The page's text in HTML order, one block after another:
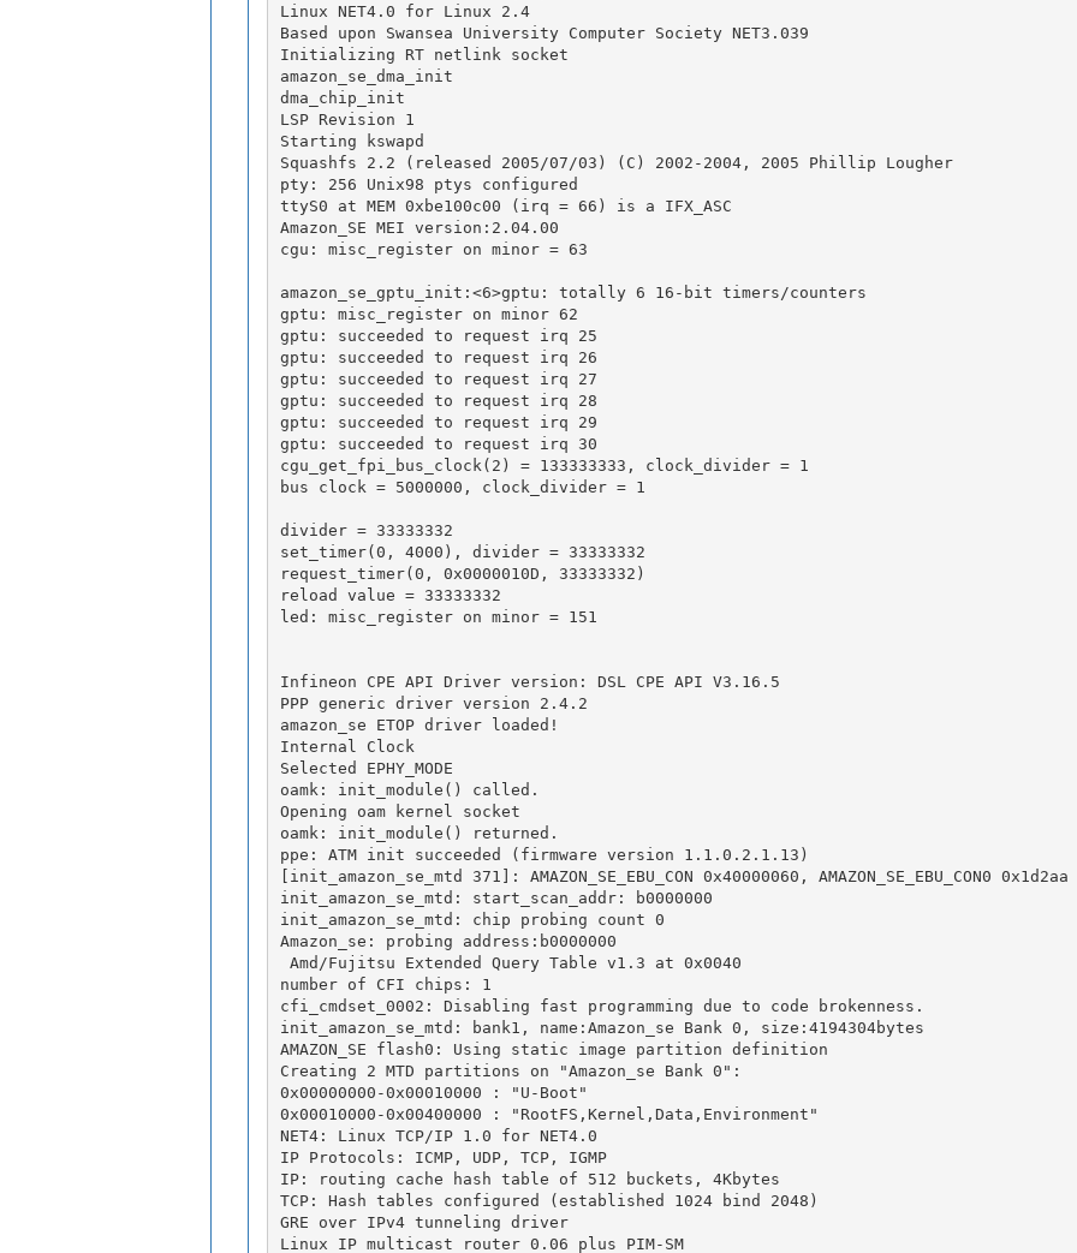
Linux NET4.0 for Linux 2.4
Based upon Swansea University Computer Society NET3.039
Initializing RT netlink socket
amazon_se_dma_init
dma_chip_init
LSP Revision 1
Starting kswapd
Squashfs 2.2 (released 2005/07/03) (C) 2002-2004, 2005 Phillip Lougher
pty: 256 Unix98 ptys configured
ttyS0 at MEM 0xbe100c00 (irq = 66) is a IFX_ASC
Amazon_SE MEI version:2.04.00
cgu: misc_register on minor = 63
amazon_se_gptu_init:<6>gptu: totally 6 16-bit timers/counters
gptu: misc_register on minor 62
gptu: succeeded to request irq 25
gptu: succeeded to request irq 26
gptu: succeeded to request irq 27
gptu: succeeded to request irq 28
gptu: succeeded to request irq 29
gptu: succeeded to request irq 30
cgu_get_fpi_bus_clock(2) = 133333333, clock_divider = 1
bus clock = 5000000, clock_divider = 1
divider = 33333332
set_timer(0, 4000), divider = 33333332
request_timer(0, 0x0000010D, 33333332)
reload value = 33333332
led: misc_register on minor = 151
Infineon CPE API Driver version: DSL CPE API V3.16.5
PPP generic driver version 2.4.2
amazon_se ETOP driver loaded!
Internal Clock
Selected EPHY_MODE
oamk: init_module() called.
Opening oam kernel socket
oamk: init_module() returned.
ppe: ATM init succeeded (firmware version 1.1.0.2.1.13)
[init_amazon_se_mtd 371]: AMAZON_SE_EBU_CON 0x40000060, AMAZON_SE_EBU_CON0 0x1d2aa
init_amazon_se_mtd: start_scan_addr: b0000000
init_amazon_se_mtd: chip probing count 0
Amazon_se: probing address:b0000000
Amd/Fujitsu Extended Query Table v1.3 at 0x0040
number of CFI chips: 1
cfi_cmdset_0002: Disabling fast programming due to code brokenness.
init_amazon_se_mtd: bank1, name:Amazon_se Bank 0, size:4194304bytes
AMAZON_SE flash0: Using static image partition definition
Creating 2 MTD partitions on "Amazon_se Bank 0":
0x00000000-0x00010000 : "U-Boot"
0x00010000-0x00400000 : "RootFS,Kernel,Data,Environment"
NET4: Linux TCP/IP 1.0 for NET4.0
IP Protocols: ICMP, UDP, TCP, IGMP
IP: routing cache hash table of 512 buckets, 4Kbytes
TCP: Hash tables configured (established 1024 bind 2048)
GRE over IPv4 tunneling driver
Linux IP multicast router 0.06 plus PIM-SM